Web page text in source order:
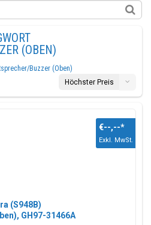
(OBEN)
Buzzer (Oben)
Höchster Preis
(S948B)
GH97-31466A
€--,--*
Exkl. MwSt.